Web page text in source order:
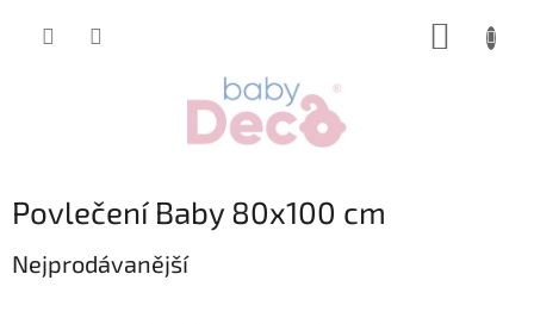
Povlečení Baby 80x100 cm
Nejprodávanější